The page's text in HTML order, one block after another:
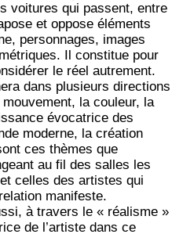
voitures qui passent, entre
et oppose éléments
personnages, images
Il constitue pour
le réel autrement.
dans plusieurs directions
la couleur, la
évocatrice des
moderne, la création
ces thèmes que
au fil des salles les
celles des artistes qui
manifeste.
à travers le « réalisme »
de l’artiste dans ce